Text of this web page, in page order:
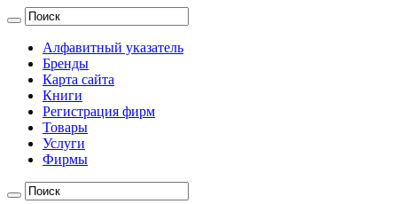
Алфавитный указатель
Бренды
Карта сайта
Книги
Регистрация фирм
Товары
Услуги
Фирмы